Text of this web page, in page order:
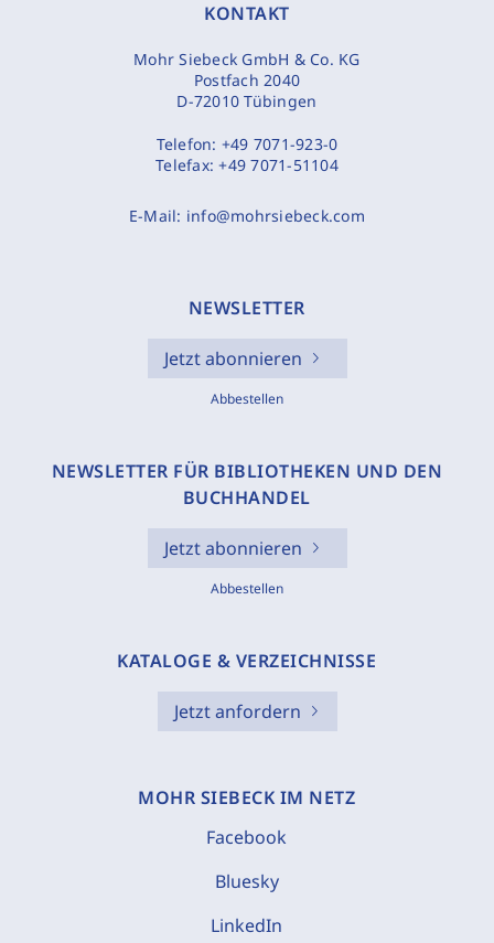
KONTAKT
Mohr Siebeck GmbH & Co. KG
Postfach 2040
D-72010 Tübingen
Telefon: +49 7071-923-0
Telefax:+49 7071-51104
E-Mail: info@mohrsiebeck.com
NEWSLETTER
Jetzt abonnieren
Abbestellen
NEWSLETTER FÜR BIBLIOTHEKEN UND DEN
BUCHHANDEL
Jetzt abonnieren
Abbestellen
KATALOGE & VERZEICHNISSE
Jetzt anfordern
MOHR SIEBECK IM NETZ
Facebook
Bluesky
LinkedIn